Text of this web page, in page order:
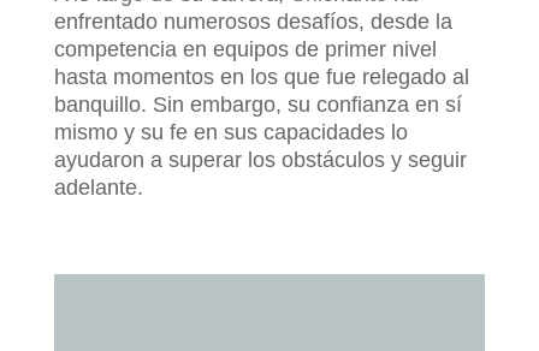
enfrentado numerosos desafíos, desde la
competencia en equipos de primer nivel
hasta momentos en los que fue relegado al
banquillo. Sin embargo, su confianza en sí
mismo y su fe en sus capacidades lo
ayudaron a superar los obstáculos y seguir
adelante.